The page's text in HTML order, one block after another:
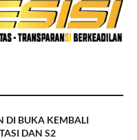
DI BUKA KEMBALI
DAN S2